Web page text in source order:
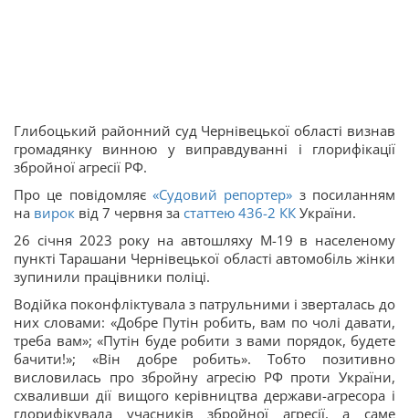
Глибоцький районний суд Чернівецької області визнав
громадянку винною у виправдуванні і глорифікації
збройної агресії РФ.
Про це повідомляє«Судовий репортер» з посиланням
на вирок від 7 червня за статтею 436-2 КК України.
26 січня 2023 року на автошляху М-19 в населеному
пункті Тарашани Чернівецької області автомобіль жінки
зупинили працівники поліці.
Водійка поконфліктувала з патрульними і зверталась до
них словами: «Добре Путін робить, вам по чолі давати,
треба вам»; «Путін буде робити з вами порядок, будете
бачити!»; «Він добре робить». Тобто позитивно
висловилась про збройну агресію РФ проти України,
схваливши дії вищого керівництва держави-агресора і
глорифікувала учасників збройної агресії, а саме